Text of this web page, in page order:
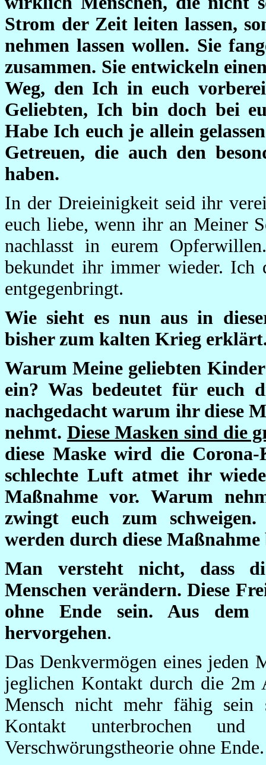
Strom der Zeit leiten lassen,
nehmen lassen wollen. Sie
zusammen. Sie entwickeln
Weg, den Ich in euch
Geliebten, Ich bin doch bei
Habe Ich euch je allein
Getreuen, die auch den
haben.
In der Dreieinigkeit seid ihr
euch liebe, wenn ihr an Meiner
nachlasst in eurem
bekundet ihr immer wieder.
entgegenbringt.
Wie sieht es nun aus in
bisher zum kalten Krieg
Warum Meine geliebten
ein? Was bedeutet für euch
nachgedacht warum ihr diese
nehmt. Diese Masken sind die
diese Maske wird die
schlechte Luft atmet ihr
Maßnahme vor. Warum
zwingt euch zum
werden durch diese
Man versteht nicht, dass
Menschen verändern. Diese
ohne Ende sein. Aus dem
hervorgehen.
Das Denkvermögen eines jeden
jeglichen Kontakt durch die 2m
Mensch nicht mehr fähig
Kontakt unterbrochen
Verschwörungstheorie ohne